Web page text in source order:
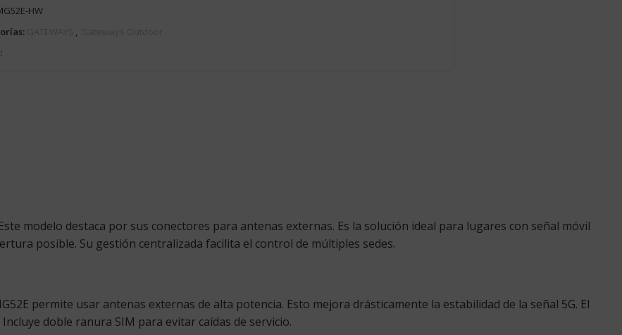
HW
modelo destaca por sus conectores para antenas externas. Es la solución ideal para lugares con señal móvil
posible. Su gestión centralizada facilita el control de múltiples sedes.
permite usar antenas externas de alta potencia. Esto mejora drásticamente la estabilidad de la señal 5G. El
Incluye doble ranura SIM para evitar caídas de servicio.